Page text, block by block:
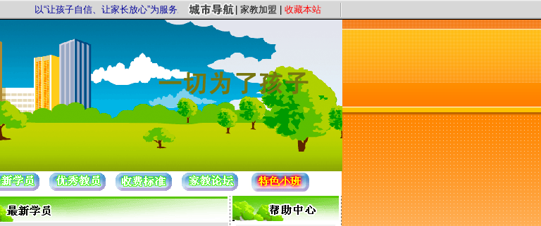
以“让孩子自信、让家长放心”为服务宗旨，以“证件认证、星级评定”保证教员质量，以“系统化、高质量、快节奏”为服务理
家教加盟 收藏本站